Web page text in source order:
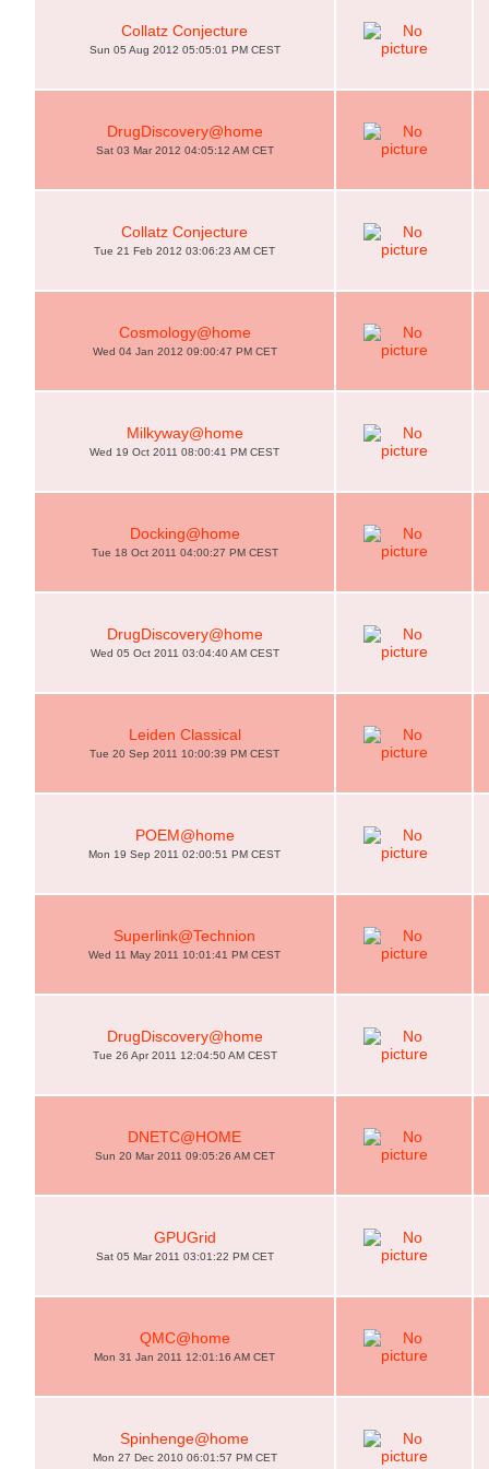
Collatz Conjecture
Sun 05 Aug 2012 05:05:01 PM CEST
DrugDiscovery@home
Sat 03 Mar 2012 04:05:12 AM CET
Collatz Conjecture
Tue 21 Feb 2012 03:06:23 AM CET
Cosmology@home
Wed 04 Jan 2012 09:00:47 PM CET
Milkyway@home
Wed 19 Oct 2011 08:00:41 PM CEST
Docking@home
Tue 18 Oct 2011 04:00:27 PM CEST
DrugDiscovery@home
Wed 05 Oct 2011 03:04:40 AM CEST
Leiden Classical
Tue 20 Sep 2011 10:00:39 PM CEST
POEM@home
Mon 19 Sep 2011 02:00:51 PM CEST
Superlink@Technion
Wed 11 May 2011 10:01:41 PM CEST
DrugDiscovery@home
Tue 26 Apr 2011 12:04:50 AM CEST
DNETC@HOME
Sun 20 Mar 2011 09:05:26 AM CET
GPUGrid
Sat 05 Mar 2011 03:01:22 PM CET
QMC@home
Mon 31 Jan 2011 12:01:16 AM CET
Spinhenge@home
Mon 27 Dec 2010 06:01:57 PM CET